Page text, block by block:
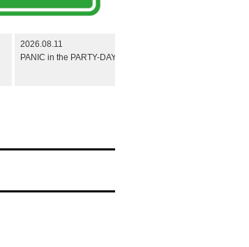
2026.08.11
PANIC in the PARTY-DAY-